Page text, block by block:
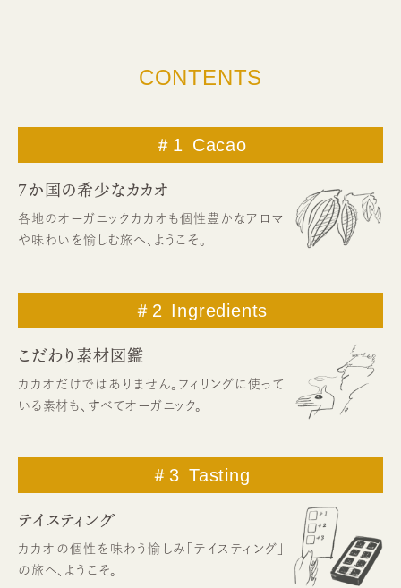
CONTENTS
＃1 Cacao
7か国の希少なカカオ
各地のオーガニックカカオも個性豊かなアロマ
や味わいを愉しむ旅へ、ようこそ。
＃2 Ingredients
こだわり素材図鑑
カカオだけではありません。 フィリングに使って
いる素材も、 すべてオーガニック。
＃3 Tasting
テイスティング
カカオの個性を味わう愉しみ
「テイスティング」
の旅へ、 ようこそ。